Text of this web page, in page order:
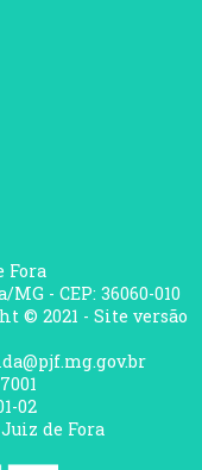
Fora
- CEP: 36060-010
© 2021 - Site versão
02
de Fora